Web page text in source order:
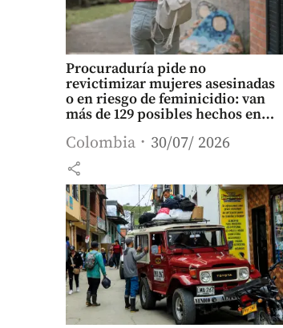
Procuraduría pide no
revictimizar mujeres asesinadas
o en riesgo de feminicidio: van
más de 129 posibles hechos en
Colombia 30/07/ 2026
share